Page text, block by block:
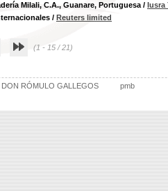
Milali, C.A., Guanare, Portuguesa / Iusra
/ Reuters limited
(1 - 15 / 21)
DON RÓMULO GALLEGOS pmb